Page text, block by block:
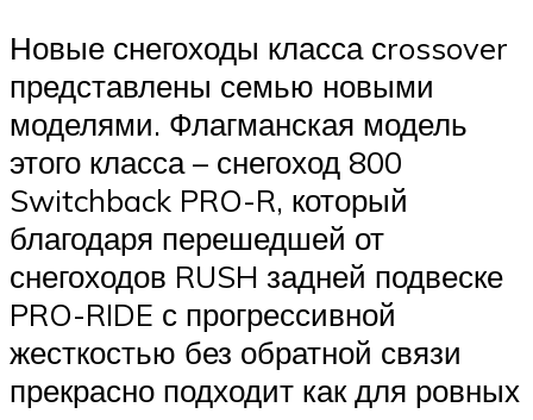
Новые снегоходы класса сrossover
представлены семью новыми
моделями. Флагманская модель
этого класса – снегоход 800
Switchback PRO-R, который
благодаря перешедшей от
снегоходов RUSH задней подвеске
PRO-RIDE с прогрессивной
жесткостью без обратной связи
прекрасно подходит как для ровных